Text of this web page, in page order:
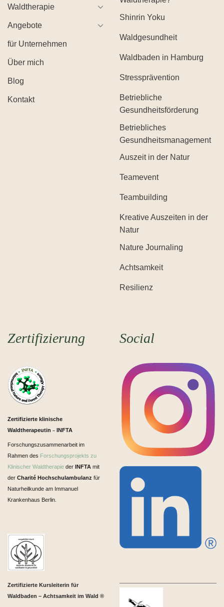
Waldtherapie
Angebote
für Unternehmen
Über mich
Blog
Kontakt
Shinrin Yoku
Waldgesundheit
Waldbaden in Hamburg
Stressprävention
Betriebliche
Gesundheitsförderung
Betriebliches
Gesundheitsmanagement
Auszeit in der Natur
Teamevent
Teambuilding
Kreative Auszeiten in der
Natur
Nature Journaling
Achtsamkeit
Resilienz
Zertifizierung
Zertifizierte klinische
Waldtherapeutin – INFTA
Forschungszusammenarbeit im
Rahmen des Forschungsprojekts zu
Klinischer Waldtherapie der INFTA mit
der Charité Hochschulambulanz für
Naturheilkunde am Immanuel
Krankenhaus Berlin.
Zertifizierte Kursleiterin für
Waldbaden – Achtsamkeit im Wald ®
Social